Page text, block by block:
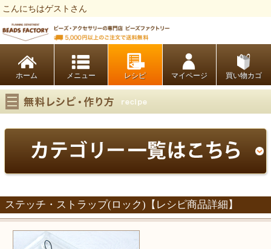
こんにちはゲストさん
ホーム レシピ マイページ 買い物カゴ
ステッチ・ストラップ(ロック)【レシピ商品詳細】